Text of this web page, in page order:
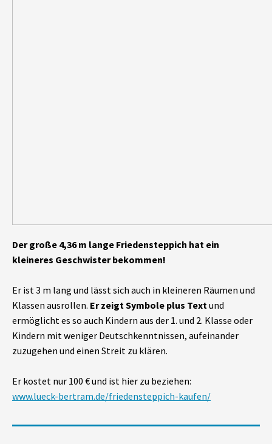
Der große 4,36 m lange Friedensteppich hat ein
kleineres Geschwister bekommen!
Er ist 3 m lang und lässt sich auch in kleineren Räumen und
Klassen ausrollen. Er zeigt Symbole plus Textund
ermöglicht es so auch Kindern aus der 1. und 2. Klasse oder
Kindern mit weniger Deutschkenntnissen, aufeinander
zuzugehen und einen Streit zu klären.
Er kostet nur 100 € und ist hier zu beziehen:
www.lueck-bertram.de/friedensteppich-kaufen/